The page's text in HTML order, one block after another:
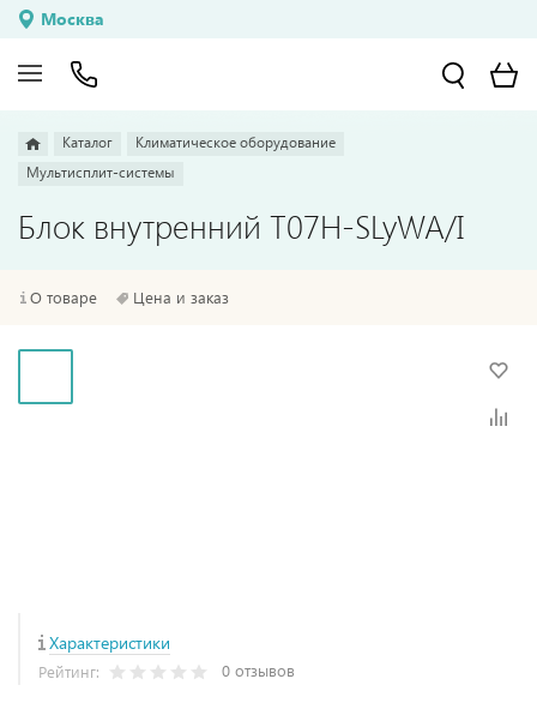
Москва
Каталог
Климатическое оборудование
Мультисплит-системы
Блок внутренний T07H-SLyWA/I
О товаре Цена и заказ
Характеристики
Рейтинг: 0 отзывов